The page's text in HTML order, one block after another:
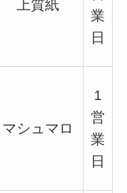
上質紙
業
日
マシュマロ
1
営
業
日